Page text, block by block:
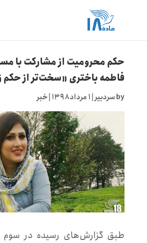
حکم محرومیت از مشارکت با
فاطمه باختری «سخت‌تر از حکم
byسردبیر| ۱ مرداد ۱۳۹۸ خبر